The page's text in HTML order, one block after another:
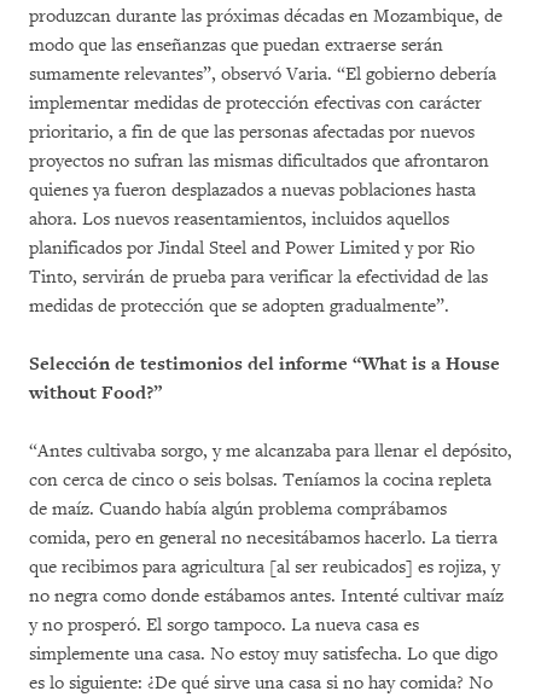
produzcan durante las próximas décadas en Mozambique, de
modo que las enseñanzas que puedan extraerse serán
sumamente relevantes”, observó Varia. “El gobierno debería
implementar medidas de protección efectivas con carácter
prioritario, a fin de que las personas afectadas por nuevos
proyectos no sufran las mismas dificultados que afrontaron
quienes ya fueron desplazados a nuevas poblaciones hasta
ahora. Los nuevos reasentamientos, incluidos aquellos
planificados por Jindal Steel and Power Limited y por Rio
Tinto, servirán de prueba para verificar la efectividad de las
medidas de protección que se adopten gradualmente”.
Selección de testimonios del informe “What is a House
without Food?”
“Antes cultivaba sorgo, y me alcanzaba para llenar el depósito,
con cerca de cinco o seis bolsas. Teníamos la cocina repleta
de maíz. Cuando había algún problema comprábamos
comida, pero en general no necesitábamos hacerlo. La tierra
que recibimos para agricultura [al ser reubicados] es rojiza, y
no negra como donde estábamos antes. Intenté cultivar maíz
y no prosperó. El sorgo tampoco. La nueva casa es
simplemente una casa. No estoy muy satisfecha. Lo que digo
es lo siguiente: ¿De qué sirve una casa si no hay comida? No